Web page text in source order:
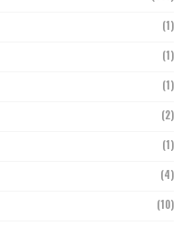
(1)
(1)
(1)
(2)
(1)
(4)
(10)